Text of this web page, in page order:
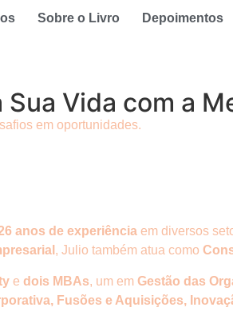
Sobre o Livro Depoimentos
Vida com a
em oportunidades.
anos de experiência em diversos
, Julio também atua como
e dois MBAs, um em Gestão das
Fusões e Aquisições,